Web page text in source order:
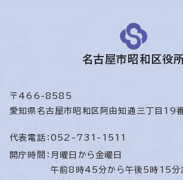
名古屋市昭和区役
〒466-8585
愛知県名古屋市昭和区阿由知通三丁目19
代表電話： 052-731-1511
開庁時間： 月曜日から金曜日
午前8時45分から午後5時15分